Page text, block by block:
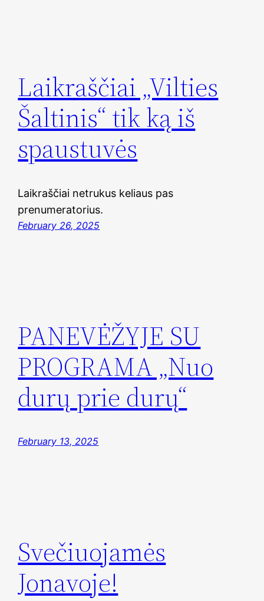
Laikraščiai „Vilties
Šaltinis“ tik ką iš
spaustuvės
Laikraščiai netrukus keliaus pas
prenumeratorius.
February 26, 2025
PANEVĖŽYJE SU
PROGRAMA „Nuo
durų prie durų“
February 13, 2025
Svečiuojamės
Jonavoje!